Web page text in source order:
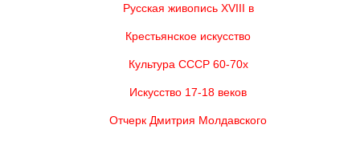
Русская живопись XVIII в
Крестьянское искусство
Культура СССР 60-70х
Искусство 17-18 веков
Отчерк Дмитрия Молдавского